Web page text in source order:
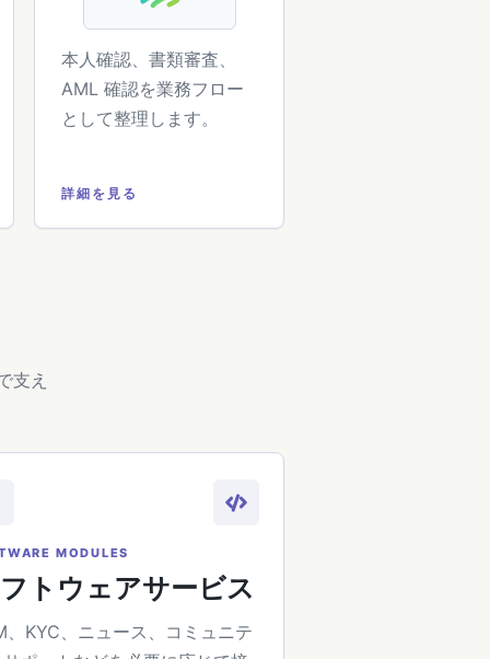
本人確認、書類審査、
AML 確認を業務フロー
として整理します。
詳細を見る
支え
MODULES
トウェアサービス
、KYC、ニュース、コミュニテ